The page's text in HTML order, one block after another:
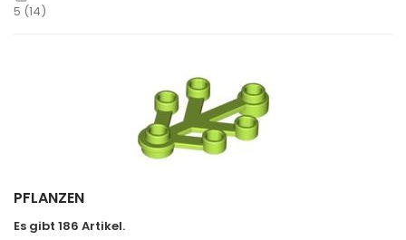
5 (14)
PFLANZEN
Es gibt 186 Artikel.